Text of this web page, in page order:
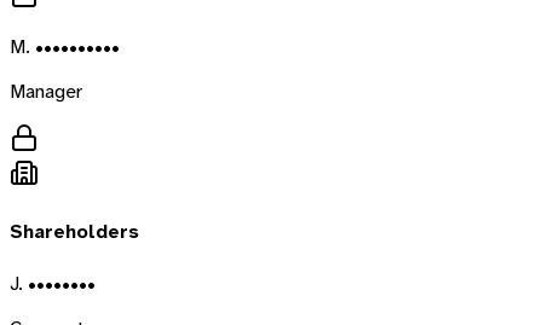
M. ••••••••••
Manager
Shareholders
J. ••••••••